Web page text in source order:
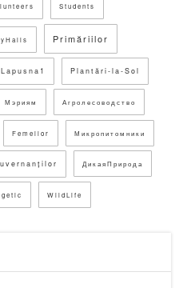
Students
Primăriilor
Lapusna1 Plantări-la-Sol
Мэриям Агролесоводство
Femeilor Микропитомники
ДикаяПрирода
WildLife